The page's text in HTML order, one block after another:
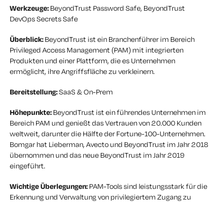
Werkzeuge: BeyondTrust Password Safe, BeyondTrust
DevOps Secrets Safe
Überblick: BeyondTrust ist ein Branchenführer im Bereich
Privileged Access Management (PAM) mit integrierten
Produkten und einer Plattform, die es Unternehmen
ermöglicht, ihre Angriffsfläche zu verkleinern.
Bereitstellung:SaaS & On-Prem
Höhepunkte: BeyondTrust ist ein führendes Unternehmen im
Bereich PAM und genießt das Vertrauen von 20.000 Kunden
weltweit, darunter die Hälfte der Fortune-100-Unternehmen.
Bomgar hat Lieberman, Avecto und BeyondTrust im Jahr 2018
übernommen und das neue BeyondTrust im Jahr 2019
eingeführt.
Wichtige Überlegungen: PAM-Tools sind leistungsstark für die
Erkennung und Verwaltung von privilegiertem Zugang zu